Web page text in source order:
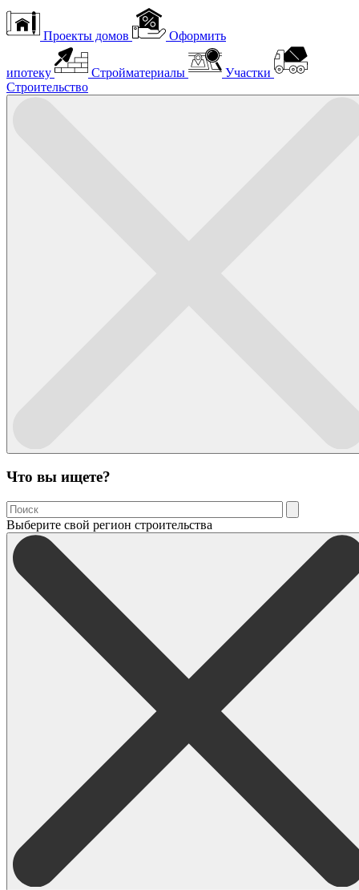
Проекты домов Оформить
ипотеку Стройматериалы
Участки
Строительство
Что вы ищете?
Выберите свой регион строительства